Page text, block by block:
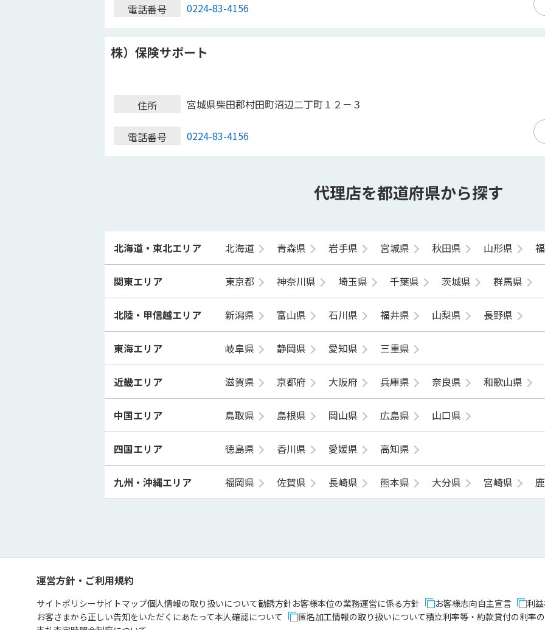
電話番号 0224-83-4156
株）保険サポート
住所 宮城県柴田郡村田町沼辺二丁町１２－３
電話番号 0224-83-4156
代理店を都道府県から探す
北海道・東北エリア 北海道 青森県 岩手県 宮城県 秋田県 山形県
関東エリア 東京都 神奈川県 埼玉県 千葉県 茨城県 群馬県
北陸・甲信越エリア 新潟県 富山県 石川県 福井県 山梨県 長野県
東海エリア 岐阜県 静岡県 愛知県 三重県
近畿エリア 滋賀県 京都府 大阪府 兵庫県 奈良県 和歌山県
中国エリア 鳥取県 島根県 岡山県 広島県 山口県
四国エリア 徳島県 香川県 愛媛県 高知県
九州・沖縄エリア 福岡県 佐賀県 長崎県 熊本県 大分県 宮崎県
運営方針・ご利用規約
サイトポリシーサイトマップ個人情報の取り扱いについて勧誘方針お客様本位の業務運営に係る方針 お客様志向自主宣言
利
お客さまから正しい告知をいただくにあたって本人確認について 匿名加工情報の取り扱いについて積立利率等・約款貸付の利率